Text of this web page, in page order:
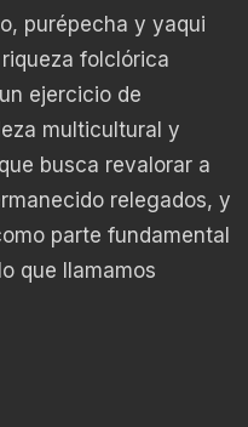
purépecha y yaqui
folclórica
ejercicio de
multicultural y
busca revalorar a
relegados, y
parte fundamental
que llamamos